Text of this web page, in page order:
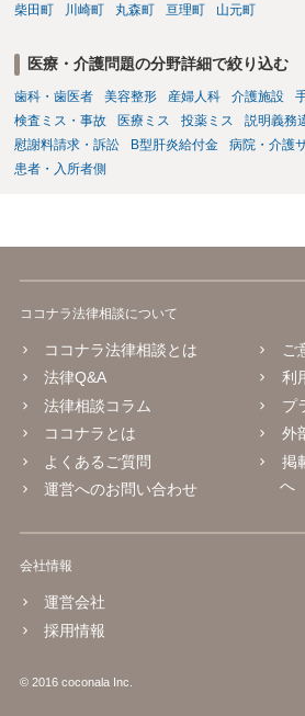
柴田町
川崎町 丸森町 亘理町 山元町
医療・介護問題の分野詳細で絞り込む
歯科・歯医者 美容整形 産婦人科 介護施設
検査ミス・事故
医療ミス 投薬ミス 説明義務
慰謝料請求・訴訟
B型肝炎給付金
病院・介護
患者・入所者側
ココナラ法律相談について
ココナラ法律相談とは
法律Q&A
法律相談コラム
ココナラとは
よくあるご質問
運営へのお問い合わせ
ご
利
プ
外
掲
へ
会社情報
運営会社
採用情報
© 2016 coconala Inc.